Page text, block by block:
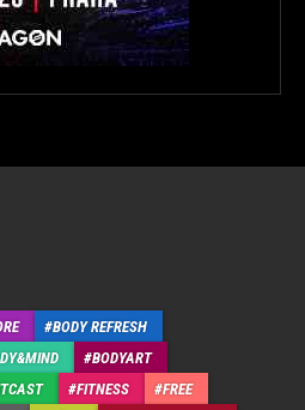
BODY REFRESH
BODYART
FITNESS
FREE